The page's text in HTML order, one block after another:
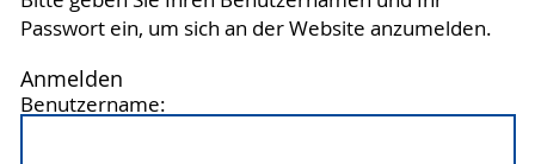
Passwort ein, um sich an der Website anzumelden.
Anmelden
Benutzername: